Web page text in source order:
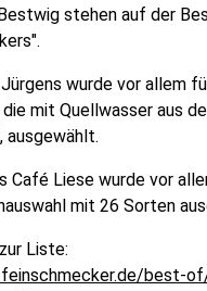
stehen auf der
wurde vor allem
mit Quellwasser aus
Café Liese wurde vor
mit 26 Sorten
Liste:
best-